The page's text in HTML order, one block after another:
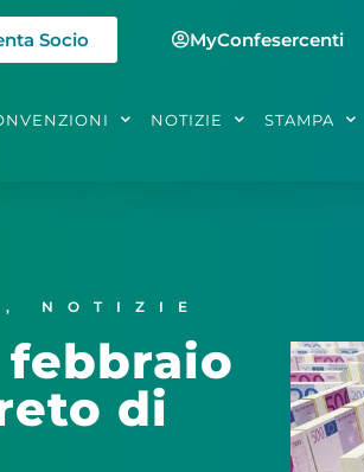
Socio MyConfesercenti
NOTIZIE STAMPA
, NOTIZIE
di